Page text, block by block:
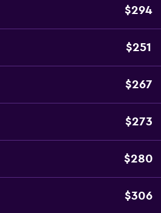
$294
$251
$267
$273
$280
$306